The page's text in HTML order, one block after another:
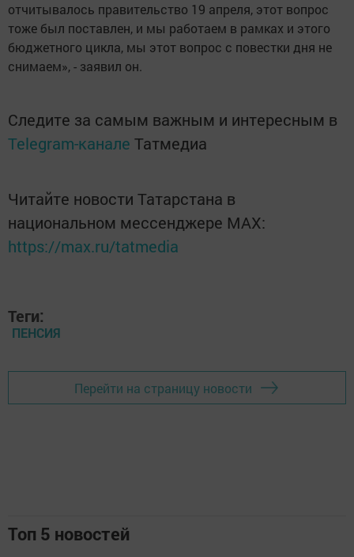
отчитывалось правительство 19 апреля, этот вопрос
тоже был поставлен, и мы работаем в рамках и этого
бюджетного цикла, мы этот вопрос с повестки дня не
снимаем», - заявил он.
Следите за самым важным и интересным в
Telegram-канале Татмедиа
Читайте новости Татарстана в
национальном мессенджере MАХ:
https://max.ru/tatmedia
Теги:
ПЕНСИЯ
Перейти на страницу новости
Топ 5 новостей